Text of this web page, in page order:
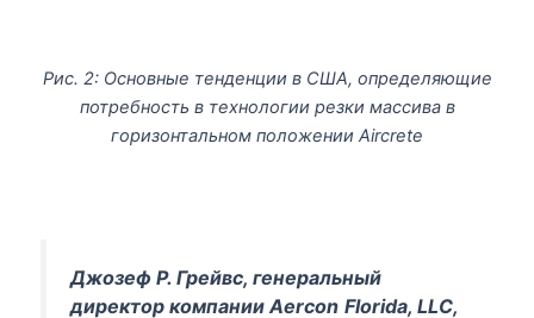
Рис. 2: Основные тенденции в США, определяющие
потребность в технологии резки массива в
горизонтальном положении Aircrete
Джозеф Р. Грейвс, генеральный
директор компанииAercon Florida,LLC,